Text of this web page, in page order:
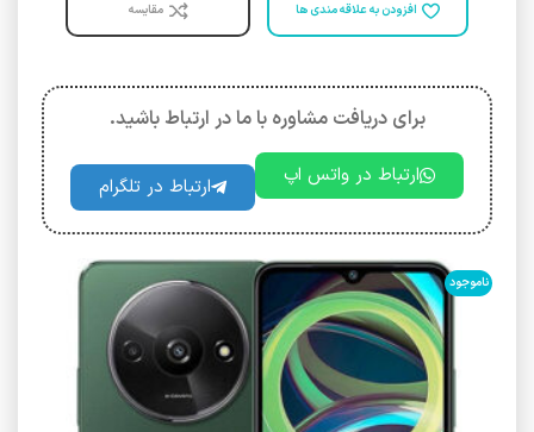
افزودن به علاقه مندی ها مقایسه
برای دریافت مشاوره با ما در ارتباط باشید.
ارتباط در واتس اپ ارتباط در تلگرام
ناموجود